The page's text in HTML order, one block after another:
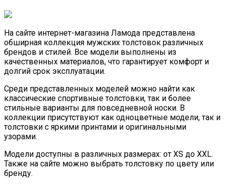
На сайте интернет-магазина Ламода представлена
обширная коллекция мужских толстовок различных
брендов и стилей. Все модели выполнены из
качественных материалов, что гарантирует комфорт и
долгий срок эксплуатации.
Среди представленных моделей можно найти как
классические спортивные толстовки, так и более
стильные варианты для повседневной носки. В
коллекции присутствуют как одноцветные модели, так и
толстовки с яркими принтами и оригинальными
узорами.
Модели доступны в различных размерах: от XS до XXL.
Также на сайте можно выбрать толстовку по цвету или
бренду.